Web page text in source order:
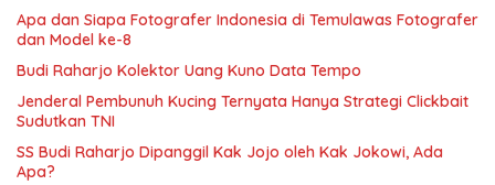
Apa dan Siapa Fotografer Indonesia di Temulawas Fotografer
dan Model ke-8
Budi Raharjo Kolektor Uang Kuno Data Tempo
Jenderal Pembunuh Kucing Ternyata Hanya Strategi Clickbait
Sudutkan TNI
SS Budi Raharjo Dipanggil Kak Jojo oleh Kak Jokowi, Ada
Apa?